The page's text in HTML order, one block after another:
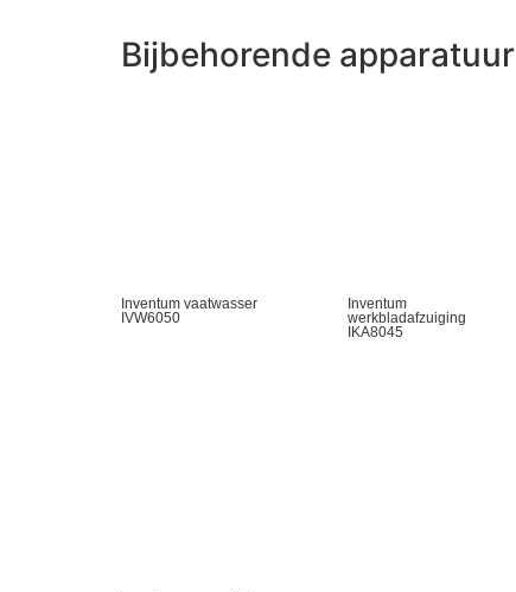
Bijbehorende apparatuur
Inventum vaatwasser
IVW6050
Inventum
werkbladafzuiging
IKA8045